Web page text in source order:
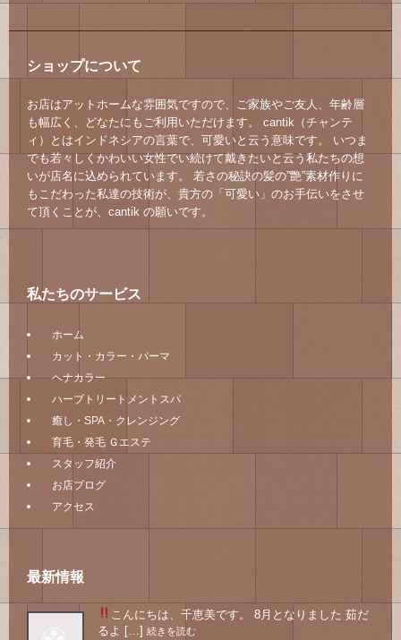
ショップについて
お店はアットホームな雰囲気ですので、ご家族やご友人、年齢層
も幅広く、どなたにもご利用いただけます。 cantik（チャンテ
ィ）とはインドネシアの言葉で、可愛いと云う意味です。 いつま
でも若々しくかわいい女性でい続けて戴きたいと云う私たちの想
いが店名に込められています。 若さの秘訣の髪の”艶”素材作りに
もこだわった私達の技術が、貴方の「可愛い」のお手伝いをさせ
て頂くことが、cantik の願いです。
私たちのサービス
ホーム
カット・カラー・パーマ
ヘナカラー
ハーブトリートメントスパ
癒し・SPA・クレンジング
育毛・発毛 Ｇエステ
スタッフ紹介
お店ブログ
アクセス
最新情報
こんにちは、千恵美です。 8月となりました 茹だ
るよ […] 続きを読む